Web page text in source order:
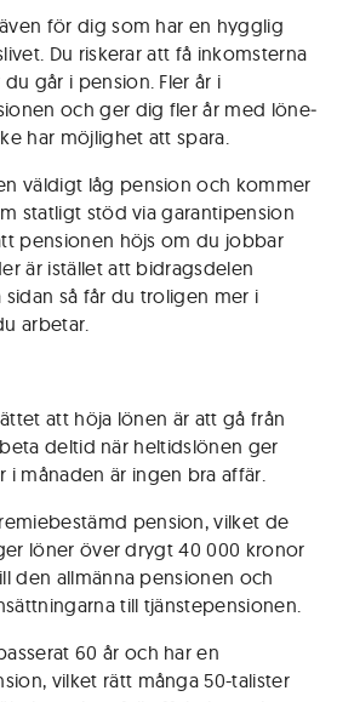
för dig som har en hygglig
Du riskerar att få inkomsterna
går i pension. Fler år i
och ger dig fler år med löne­
har möjlighet att spara.
väldigt låg pension och kommer
statligt stöd via garantipension
pensionen höjs om du jobbar
är istället att bidragsdelen
sidan så får du troligen mer i
arbetar.
att höja lönen är att gå från
deltid när heltidslönen ger
i månaden är ingen bra affär.
pension, vilket de
löner över drygt 40 000 kronor
den allmänna pensionen och
till tjänste­pensionen.
60 år och har en
vilket rätt många 50-talister